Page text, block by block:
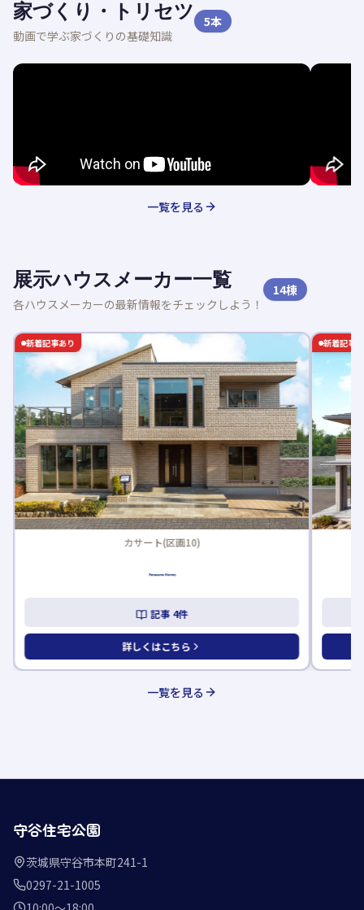
家づくり・トリセツ
動画で学ぶ家づくりの基礎知識
5本
一覧を見る
展示ハウスメーカー一覧
各ハウスメーカーの最新情報をチェックしよう！
14棟
新着記事あり
カサート(区画10)
記事 4件
詳しくはこちら
新着記事
一覧を見る
守谷住宅公園
茨城県守谷市本町241-1
0297-21-1005